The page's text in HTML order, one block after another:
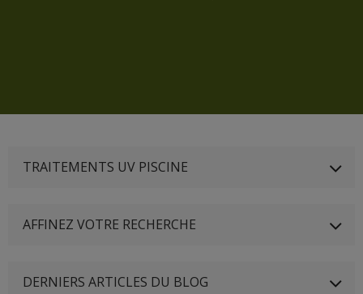
TRAITEMENTS UV PISCINE
AFFINEZ VOTRE RECHERCHE
DERNIERS ARTICLES DU BLOG